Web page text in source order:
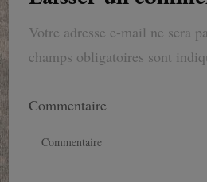
Votre adresse e-mail ne sera
champs obligatoires sont
Commentaire